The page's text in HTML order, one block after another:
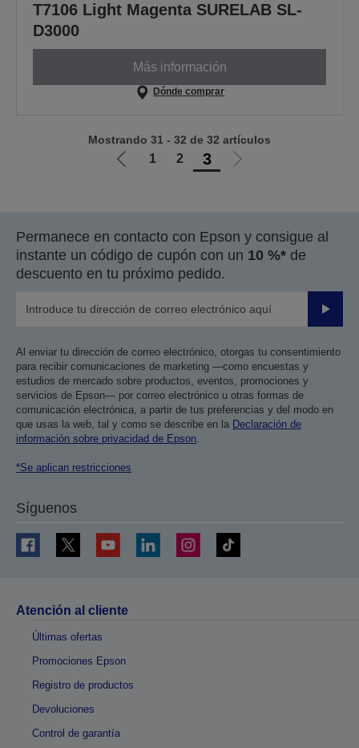
T7106 Light Magenta SURELAB SL-
D3000
Más información
Dónde comprar
Ir
anterior
1 2 3
Ir
siguiente
Mostrando 31 - 32 de 32 artículos
Permanece en contacto con Epson y consigue al
instante un código de cupón con un 10 %* de
descuento en tu próximo pedido.
Enviar
Al enviar tu dirección de correo electrónico, otorgas tu consentimiento
para recibir comunicaciones de marketing —como encuestas y
estudios de mercado sobre productos, eventos, promociones y
servicios de Epson— por correo electrónico u otras formas de
comunicación electrónica, a partir de tus preferencias y del modo en
que usas la web, tal y como se describe en la Declaración de
información sobre privacidad de Epson.
*Se aplican restricciones
Síguenos
Atención al cliente
Últimas ofertas
Promociones Epson
Registro de productos
Devoluciones
Control de garantía